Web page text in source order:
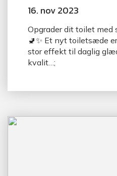
16. nov 2023
Opgrader dit toilet med
🚽✨ Et nyt toiletsæde
stor effekt til daglig
kvalit…;